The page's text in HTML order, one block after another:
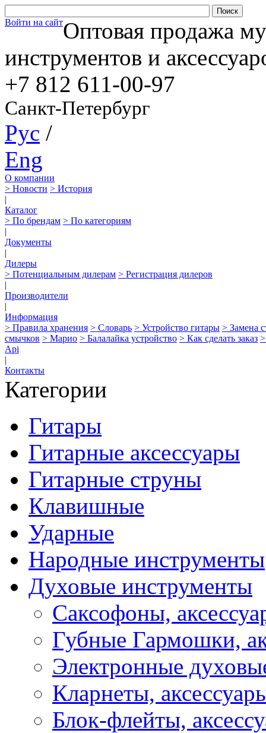
Войти на сайтОптовая продажа
инструментов и
+7 812 611-00-97
Санкт-Петербург
Рус /
Eng
О компании
> Новости > История
|
Каталог
> По брендам > По категориям
|
Документы
|
Дилеры
> Потенциальным дилерам > Регистрация дилеров
|
Производители
|
Информация
> Правила хранения > Словарь > Устройство гитары > Замена
смычков > Марио > Балалайка устройство > Как сделать заказ
Api
|
Контакты
Категории
Гитары
Гитарные аксессуары
Гитарные струны
Клавишные
Ударные
Народные инструменты
Духовые инструменты
Саксофоны,
Губные Гармошки,
Электронные
Кларнеты,
Блок-флейты,